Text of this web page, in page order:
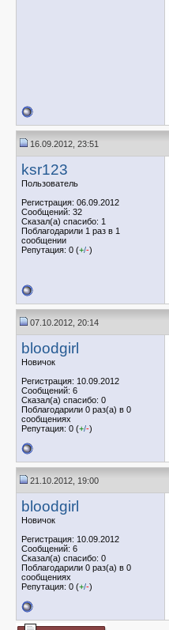
16.09.2012, 23:51
ksr123
Пользователь
Регистрация: 06.09.2012
Сообщений: 32
Сказал(а) спасибо: 1
Поблагодарили 1 раз в 1
сообщении
Репутация: 0 (+/-)
07.10.2012, 20:14
bloodgirl
Новичок
Регистрация: 10.09.2012
Сообщений: 6
Сказал(а) спасибо: 0
Поблагодарили 0 раз(а) в 0
сообщениях
Репутация: 0 (+/-)
21.10.2012, 19:00
bloodgirl
Новичок
Регистрация: 10.09.2012
Сообщений: 6
Сказал(а) спасибо: 0
Поблагодарили 0 раз(а) в 0
сообщениях
Репутация: 0 (+/-)